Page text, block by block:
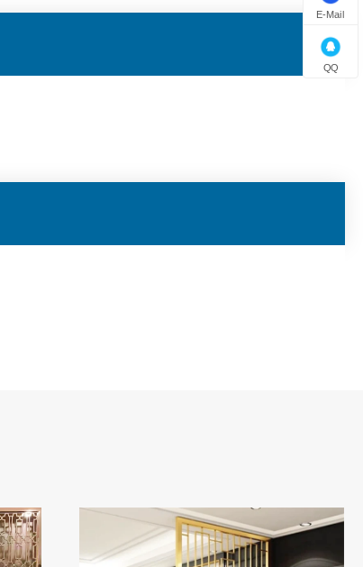
E-Mail
QQ